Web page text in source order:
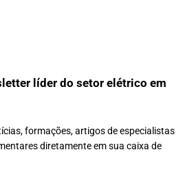
líder do setor elétrico em
formações, artigos de especialistas
diretamente em sua caixa de